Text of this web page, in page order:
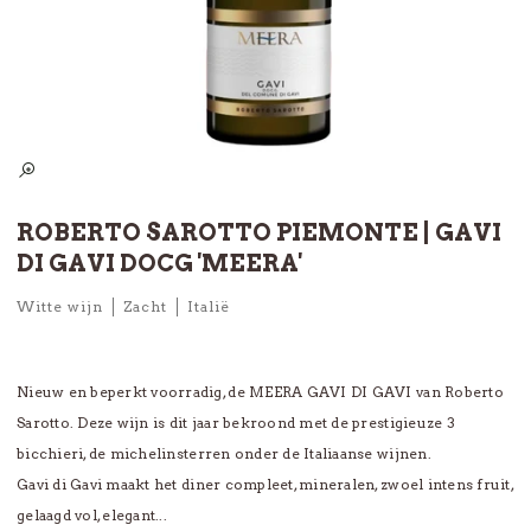
ROBERTO SAROTTO PIEMONTE | GAVI
DI GAVI DOCG 'MEERA'
Witte wijn Zacht Italië
Nieuw en beperkt voorradig, de MEERA GAVI DI GAVI van Roberto
Sarotto. Deze wijn is dit jaar bekroond met de prestigieuze 3
bicchieri, de michelinsterren onder de Italiaanse wijnen.
Gavi di Gavi maakt het diner compleet, mineralen, zwoel intens fruit,
gelaagd vol, elegant...